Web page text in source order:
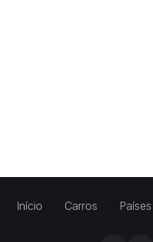
Início Carros Países